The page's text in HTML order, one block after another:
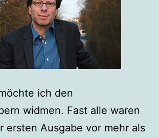
ich den
widmen. Fast alle waren
ersten Ausgabe vor mehr als